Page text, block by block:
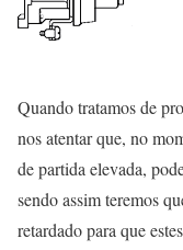
Quando tratamos de
nos atentar que, no
de partida elevada,
sendo assim teremos
retardado para que